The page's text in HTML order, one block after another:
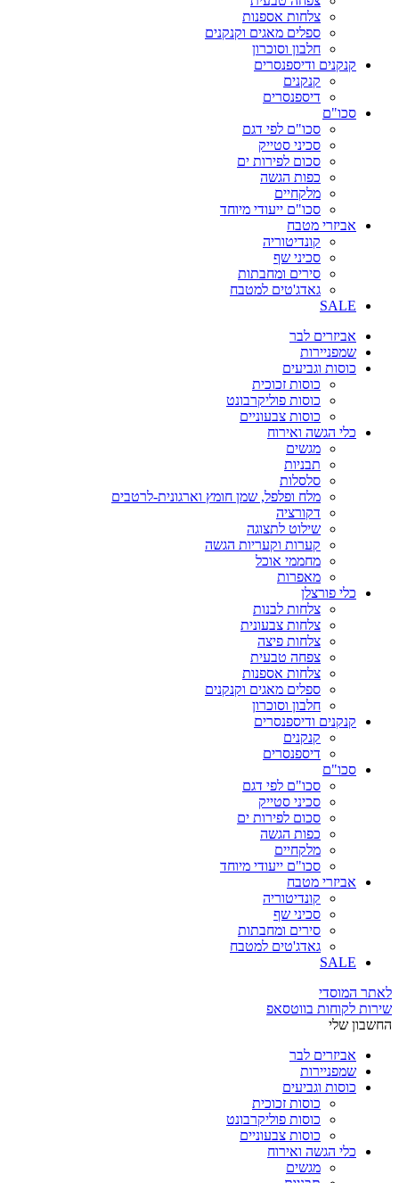
צלחות אספנות
ספלים מאגים וקנקנים
חלבון וסוכרון
קנקנים ודיספנסרים
קנקנים
דיספנסרים
סכו"ם
סכו"ם לפי דגם
סכיני סטייק
סכום לפירות ים
כפות הגשה
מלקחיים
סכו"ם ייעודי מיוחד
אביזרי מטבח
קונדיטוריה
סכיני שף
סירים ומחבתות
גאדג'טים למטבח
SALE
אביזרים לבר
שמפניירות
כוסות וגביעים
כוסות זכוכית
כוסות פוליקרבונט
כוסות צבעוניים
כלי הגשה ואירוח
מגשים
תבניות
סלסלות
מלח ופלפל, שמן חומץ וארגונית-לרטבים
דקורציה
שילוט לתצוגה
קערות וקעריות הגשה
מחממי אוכל
מאפרות
כלי פורצלן
צלחות לבנות
צלחות צבעונית
צלחות פיצה
צפחה טבעית
צלחות אספנות
ספלים מאגים וקנקנים
חלבון וסוכרון
קנקנים ודיספנסרים
קנקנים
דיספנסרים
סכו"ם
סכו"ם לפי דגם
סכיני סטייק
סכום לפירות ים
כפות הגשה
מלקחיים
סכו"ם ייעודי מיוחד
אביזרי מטבח
קונדיטוריה
סכיני שף
סירים ומחבתות
גאדג'טים למטבח
SALE
לאתר המוסדי
שירות לקוחות בווטסאפ
החשבון שלי
אביזרים לבר
שמפניירות
כוסות וגביעים
כוסות זכוכית
כוסות פוליקרבונט
כוסות צבעוניים
כלי הגשה ואירוח
מגשים